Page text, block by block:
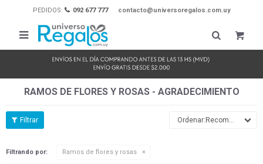
PEDIDOS: 092 677 777 contacto@universoregalos.com.uy

RAMOS DE FLORES Y ROSAS - AGRADECIMIENTO
Recomendados
Filtrando por: Ramos de flores y rosas